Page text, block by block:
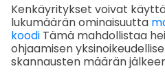
Kenkäyritykset voivat
lukumäärän ominaisuutta
koodi Tämä mahdollistaa
ohjaamisen
skannausten määrän